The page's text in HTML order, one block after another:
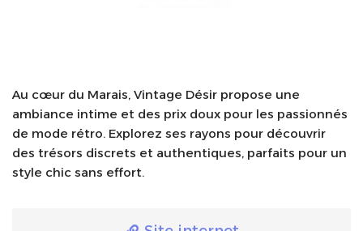
Au cœur du Marais, Vintage Désir propose une
ambiance intime et des prix doux pour les passionnés
de mode rétro. Explorez ses rayons pour découvrir
des trésors discrets et authentiques, parfaits pour un
style chic sans effort.